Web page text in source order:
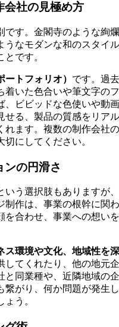
会社の見極め方
です。金閣寺のような
なモダンな和のスタイ
です。
ートフォリオ） です。過
いた色合いや筆文字
ビビッドな色使いや
る、製品の質感をリア
ます。複数の制作会
にしてください。
ンの円滑さ
う選択肢もありますが、
制作は、事業の根幹に関
合わせ、事業への想
ス環境や文化、地域性を
てくれたり、他の地
同業種や、近隣地域
がり、何か問題が発
う。